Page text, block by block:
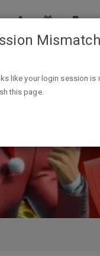
Mismatch
like your login session is
this page.